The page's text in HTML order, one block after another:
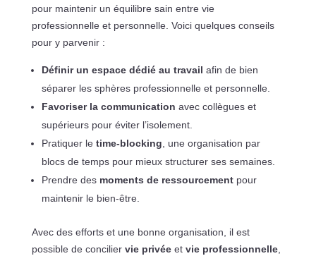
pour maintenir un équilibre sain entre vie
professionnelle et personnelle. Voici quelques conseils
pour y parvenir :
Définir un espace dédié au travail afin de bien
séparer les sphères professionnelle et personnelle.
Favoriser la communication avec collègues et
supérieurs pour éviter l’isolement.
Pratiquer le time-blocking , une organisation par
blocs de temps pour mieux structurer ses semaines.
Prendre des moments de ressourcementpour
maintenir le bien-être.
Avec des efforts et une bonne organisation, il est
possible de concilier vie privéeet vie professionnelle,